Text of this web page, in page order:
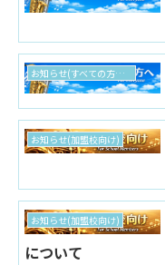
お知らせ(すべての方向け)
お知らせ(加盟校向け)
お知らせ(加盟校向け)
について